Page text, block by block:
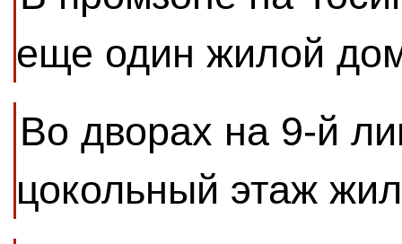
еще один жилой
Во дворах на 9-й
цокольный этаж